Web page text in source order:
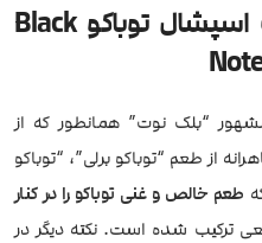
جویس سالت بلک نوت اسپشال توباکو Black
“بلک نوت” همانطور که از
از طعم “توباکو برلی”، “توباکو
طعم خالص و غنی توباکو را در کنار
ترکیب شده است. نکته دیگر در